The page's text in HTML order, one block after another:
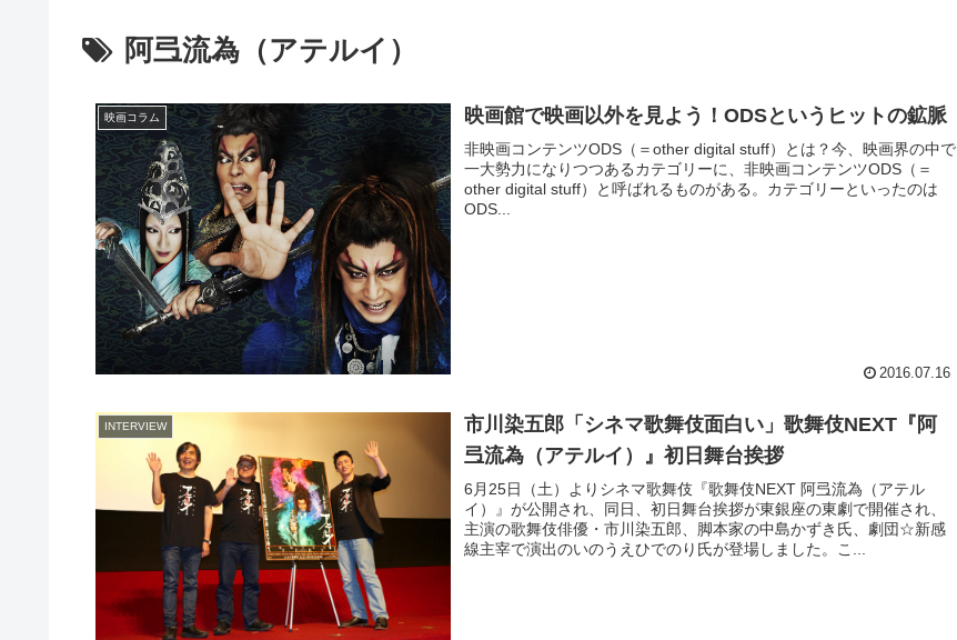
阿弖流為（アテルイ）
映画コラム 映画館で映画以外を見よう！ODSというヒットの鉱脈
非映画コンテンツODS（＝other digital stuff）とは？今、映画界の中で
一大勢力になりつつあるカテゴリーに、非映画コンテンツODS（＝
other digital stuff）と呼ばれるものがある。カテゴリーといったのは
ODS...
2016.07.16
INTERVIEW
市川染五郎「シネマ歌舞伎面白い」歌舞伎NEXT『阿
弖流為（アテルイ）』初日舞台挨拶
6月25日（土）よりシネマ歌舞伎『歌舞伎NEXT 阿弖流為（アテル
イ）』が公開され、同日、初日舞台挨拶が東銀座の東劇で開催され、
主演の歌舞伎俳優・市川染五郎、脚本家の中島かずき氏、劇団☆新感
線主宰で演出のいのうえひでのり氏が登場しました。こ...